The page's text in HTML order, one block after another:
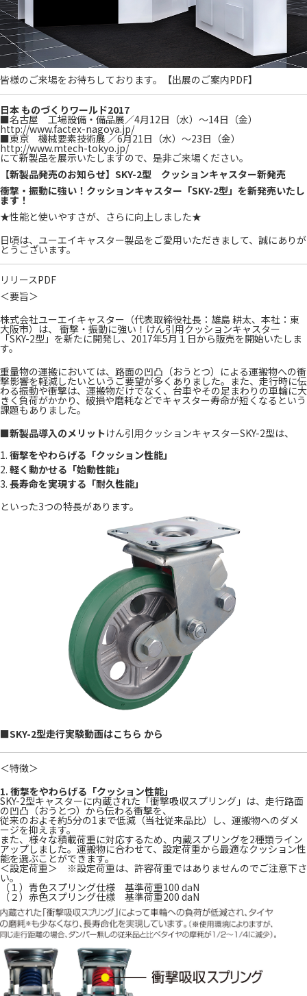
皆様のご来場をお待ちしております。 【出展のご案内PDF】
日本 ものづくりワールド2017
■名古屋 工場設備・備品展／4月12日（水）～14日（金）
http://www.factex-nagoya.jp/
■東京 機械要素技術展 ／6月21日（水）～23日（金）
http://www.mtech-tokyo.jp/
にて新製品を展示いたしますので、是非ご来場ください。
【新製品発売のお知らせ】SKY-2型 クッションキャスター新発売
衝撃・振動に強い！クッションキャスター「SKY-2型」を新発売いたし
ます！
★性能と使いやすさが、さらに向上しました★
日頃は、ユーエイキャスター製品をご愛用いただきまして、誠にありが
とうございます。
リリースPDF
＜要旨＞
株式会社ユーエイキャスター（代表取締役社長：雄島 耕太、本社：東
大阪市）は、 衝撃・振動に強い！けん引用クッションキャスター
「SKY-2型」を新たに開発し、2017年5月１日から販売を開始いたしま
す。
重量物の運搬においては、路面の凹凸（おうとつ）による運搬物への衝
撃影響を軽減したいというご要望が多くありました。また、走行時に伝
わる振動や衝撃は、運搬物だけでなく、台車やその足まわりの車輪に大
きく負荷がかかり、破損や磨耗などでキャスター寿命が短くなるという
課題もありました。
■新製品導入のメリットけん引用クッションキャスターSKY-2型は、
1. 衝撃をやわらげる「クッション性能」
2. 軽く動かせる「始動性能」
3. 長寿命を実現する「耐久性能」
といった3つの特長があります。
■SKY-2型走行実験動画はこちら から
＜特徴＞
1. 衝撃をやわらげる「クッション性能」
SKY-2型キャスターに内蔵された「衝撃吸収スプリング」は、走行路面
の凹凸（おうとつ）から伝わる衝撃を、
従来のおよそ約5分の1まで低減（当社従来品比）し、運搬物へのダメ
ージを抑えます。
また、様々な積載荷重に対応するため、内蔵スプリングを2種類ライン
アップしました。運搬物に合わせて、設定荷重から最適なクッション性
能を選ぶことができます。
＜設定荷重＞ ※設定荷重は、許容荷重ではありませんのでご注意下さ
い。
（１）青色スプリング仕様 基準荷重100 daN
（２）赤色スプリング仕様 基準荷重200 daN